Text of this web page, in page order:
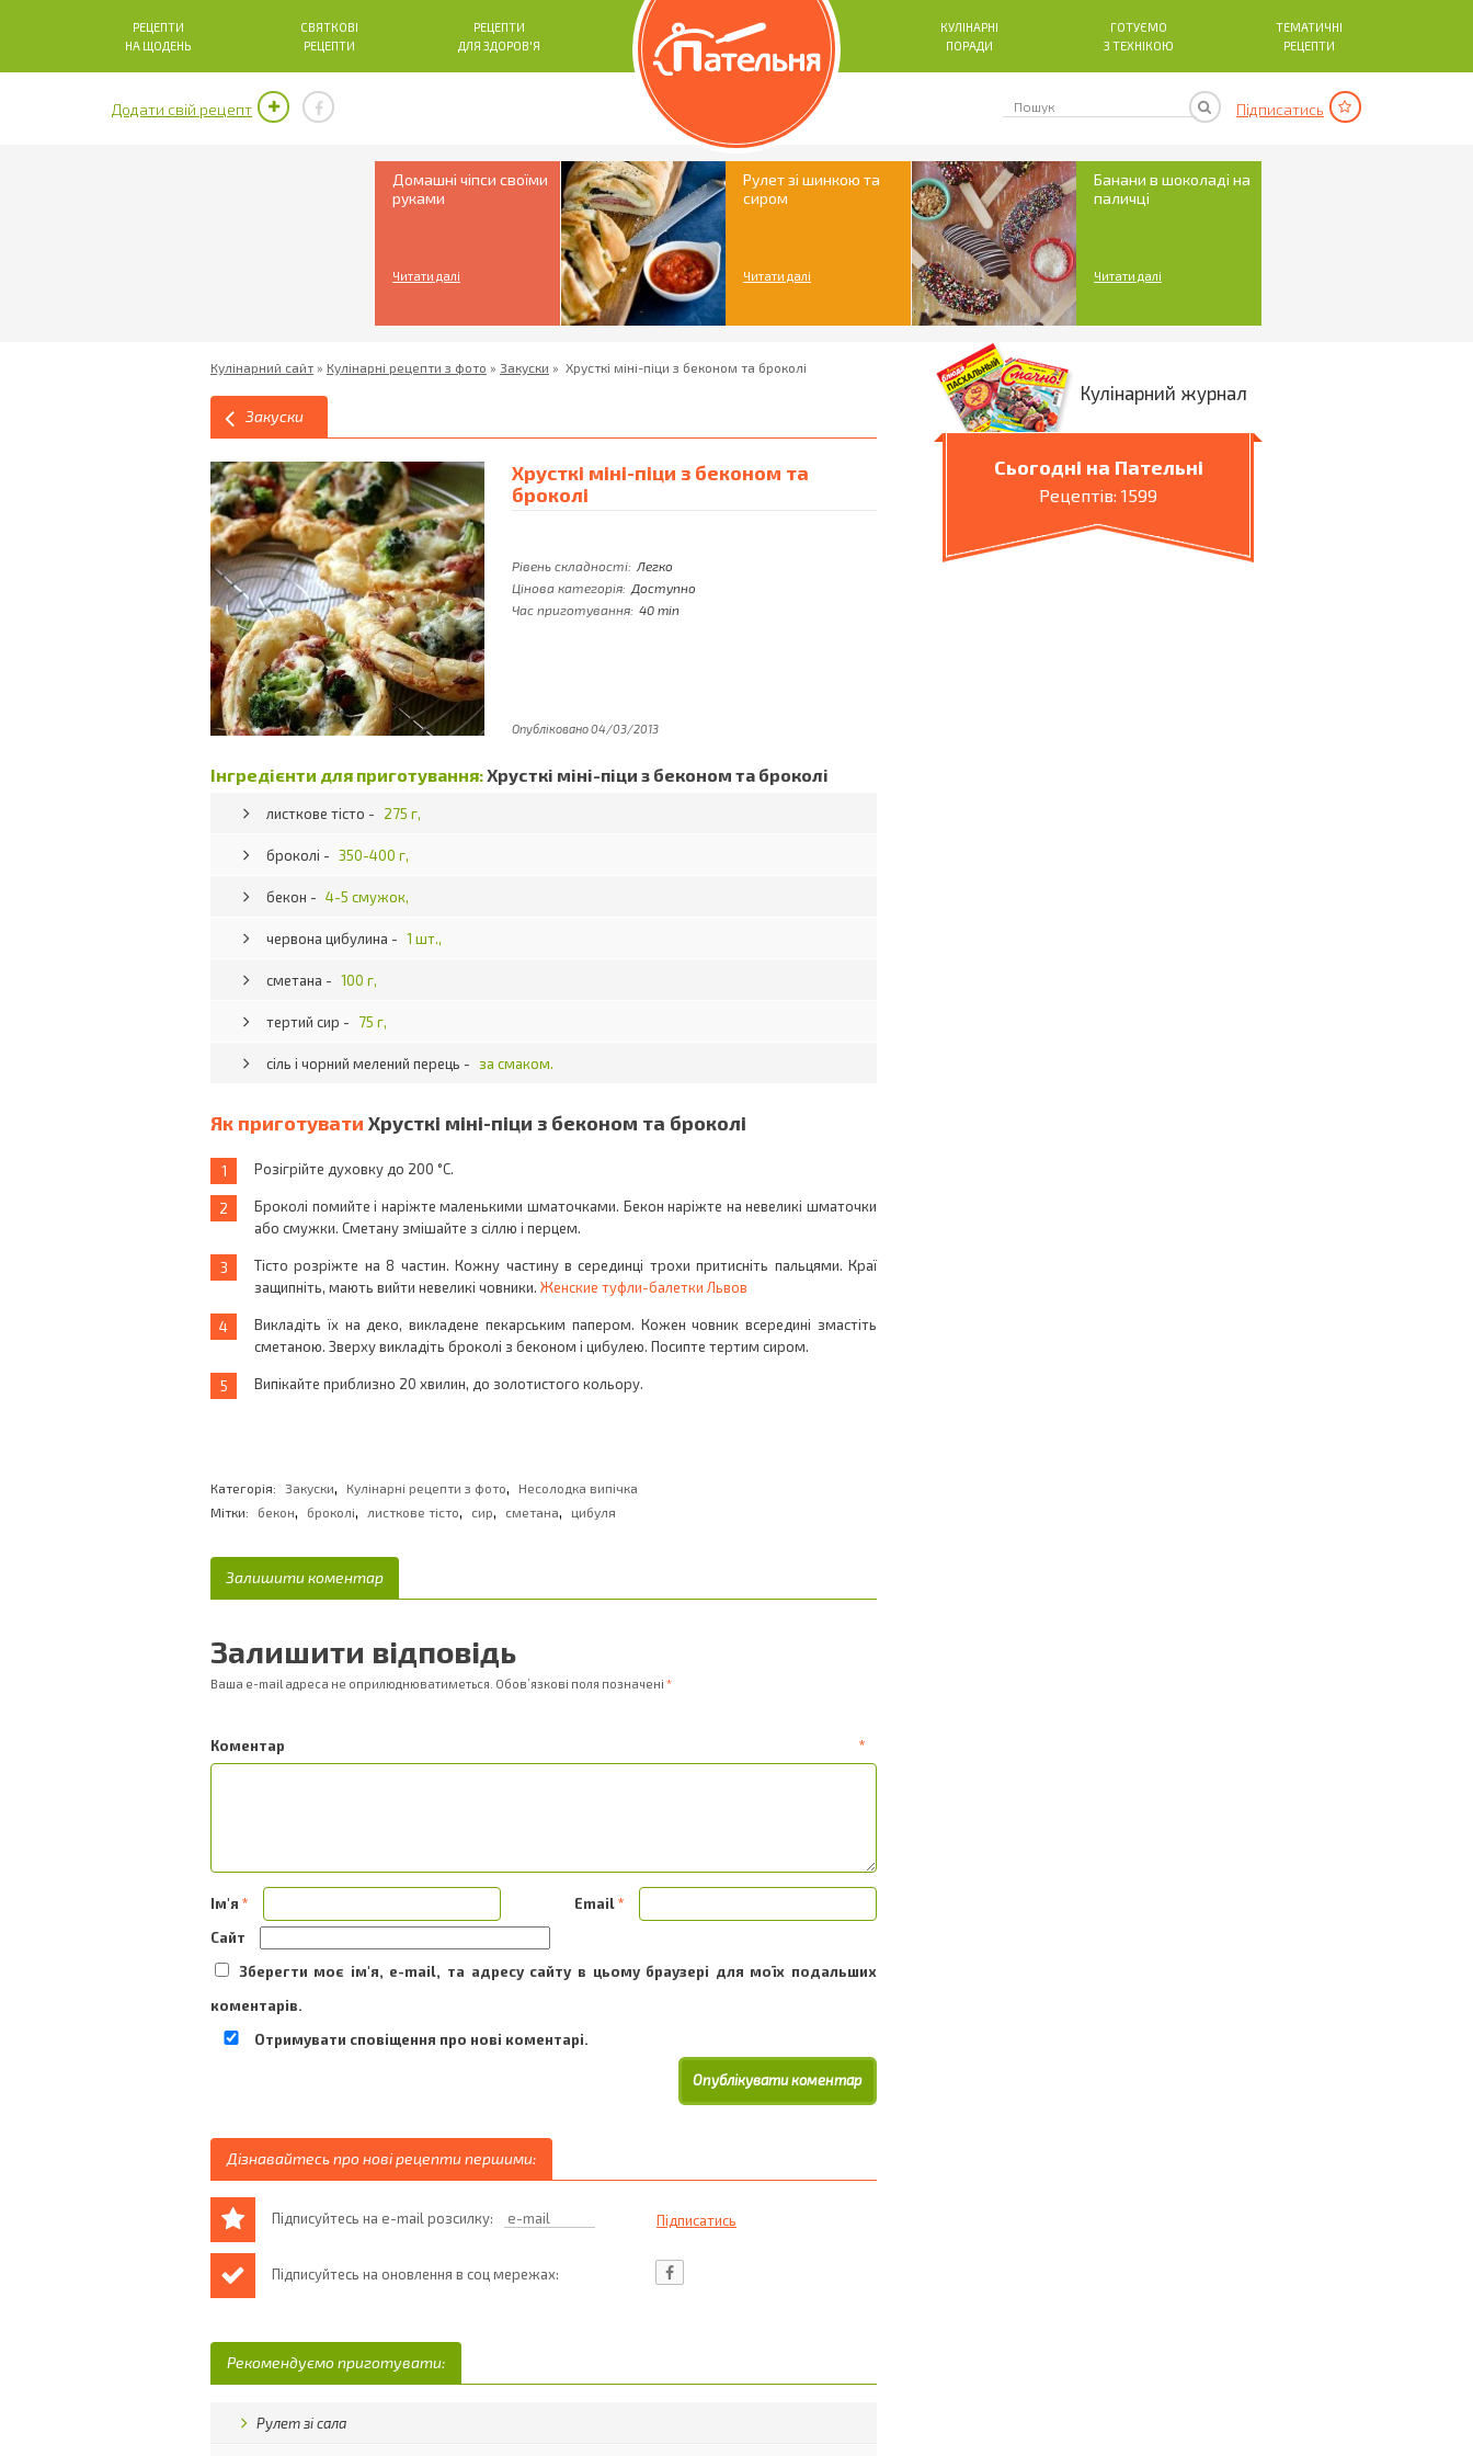
РЕЦЕПТИ
НА ЩОДЕНЬ
СВЯТКОВІ
РЕЦЕПТИ
РЕЦЕПТИ
ДЛЯ ЗДОРОВ'Я
КУЛІНАРНІ
ПОРАДИ
ГОТУЄМО
З ТЕХНІКОЮ
ТЕМАТИЧНІ
РЕЦЕПТИ
Додати свій рецепт Підписатись
Домашні чіпси своїми
руками
Читати далі
Рулет зі шинкою та
сиром
Читати далі
Банани в шоколаді на
паличці
Читати далі
Кулінарний сайт » Кулінарні рецепти з фото » Закуски » Хрусткі міні-піци з беконом та броколі
Закуски
Хрусткі міні-піци з беконом та
броколі
Рівень складності: Легко
Цінова категорія: Доступно
Час приготування: 40 min
Опубліковано 04/03/2013
Інгредієнти для приготування:Хрусткі міні-піци з беконом та броколі
листкове тісто - 275 г,
броколі - 350-400 г,
бекон - 4-5 смужок,
червона цибулина - 1 шт.,
сметана - 100 г,
тертий сир - 75 г,
сіль і чорний мелений перець - за смаком.
Як приготувати Хрусткі міні-піци з беконом та броколі
Розігрійте духовку до 200 °С.
Броколі помийте і наріжте маленькими шматочками. Бекон наріжте на невеликі шматочки
або смужки. Сметану змішайте з сіллю і перцем.
Тісто розріжте на 8 частин. Кожну частину в серединці трохи притисніть пальцями. Краї
защипніть, мають вийти невеликі човники. Женские туфли-балетки Львов
Викладіть їх на деко, викладене пекарським папером. Кожен човник всередині змастіть
сметаною. Зверху викладіть броколі з беконом і цибулею. Посипте тертим сиром.
Випікайте приблизно 20 хвилин, до золотистого кольору.
Категорія: Закуски, Кулінарні рецепти з фото,
Несолодка випічка
Мітки:
бекон, броколі, листкове тісто, сир, сметана, цибуля
Залишити коментар
Залишити відповідь
Ваша e-mail адреса не оприлюднюватиметься. Обов’язкові поля позначені *
Коментар *
Ім'я * Email*
Сайт
Зберегти моє ім'я, e-mail, та адресу сайту в цьому браузері для моїх подальших
коментарів.
Отримувати сповіщення про нові коментарі.
Дізнавайтесь про нові рецепти першими:
Підписуйтесь на e-mail розсилку:
Підписуйтесь на оновлення в соц мережах:
Рекомендуємо приготувати:
Рулет зі сала
Кулінарний журнал
Сьогодні на Пательні
Рецептів: 1599